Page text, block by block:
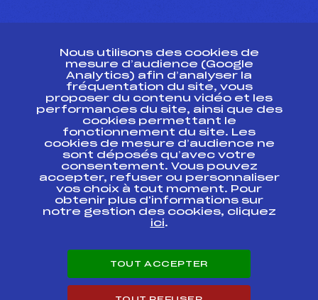
Ressources
Pass’Neige
Projet sportif fédéral
Projet de performance fédéral
Antidopage
Pôle Développement, Formation, Suivi
Scientifique
Listes ministérielles
Pôle vie de l’athlète
Enseignement professionnel
Carrières
Nous utilisons des cookies de
mesure d’audience (Google
Analytics) afin d’analyser la
fréquentation du site, vous
proposer du contenu vidéo et les
performances du site, ainsi que des
cookies permettant le
fonctionnement du site. Les
cookies de mesure d’audience ne
sont déposés qu’avec votre
consentement. Vous pouvez
accepter, refuser ou personnaliser
vos choix à tout moment. Pour
obtenir plus d'informations sur
notre gestion des cookies, cliquez
ici.
TOUT ACCEPTER